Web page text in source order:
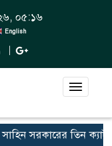
০৫:১৬
English
Toggle
সরকারের তিন